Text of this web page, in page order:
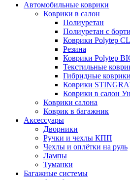
Автомобильные коврики
Коврики в салон
Полиуретан
Полиуретан с
Коврики Polytep
Резина
Коврики Polytep
Текстильные
Гибридные
Коврики
Коврики в салон
Коврики салона
Коврик в багажник
Аксессуары
Дворники
Ручки и чехлы КПП
Чехлы и оплётки на руль
Лампы
Туманки
Багажные системы